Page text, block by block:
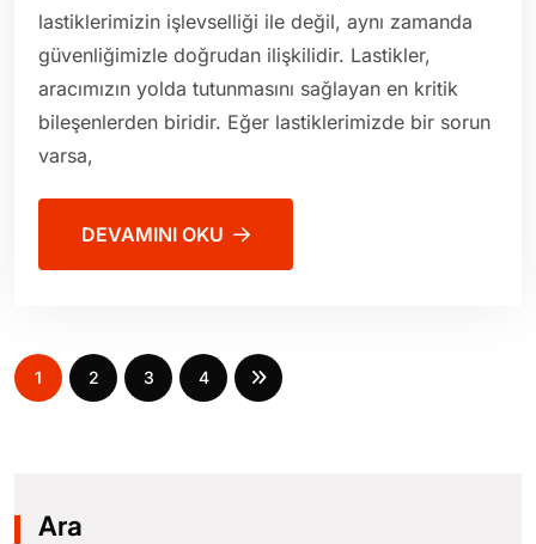
lastiklerimizin işlevselliği ile değil, aynı zamanda
güvenliğimizle doğrudan ilişkilidir. Lastikler,
aracımızın yolda tutunmasını sağlayan en kritik
bileşenlerden biridir. Eğer lastiklerimizde bir sorun
varsa,
DEVAMINI OKU
1 2 3 4
Ara